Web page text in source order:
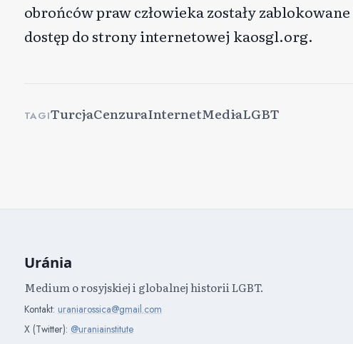
obrońców praw człowieka zostały
dostęp do strony internetowej kaosgl.org.
TAGITurcjaCenzuraInternetMediaLGBT
Uránia
Medium o rosyjskiej i globalnej historii LGBT.
Kontakt: uraniarossica@gmail.com
X (Twitter): @uraniainstitute